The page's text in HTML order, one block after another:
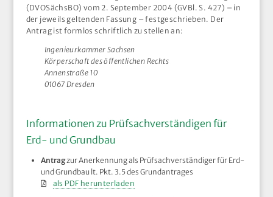
(DVOSächsBO) vom 2. September 2004 (GVBl. S. 427) – in
der jeweils geltenden Fassung – festgeschrieben. Der
Antrag ist formlos schriftlich zu stellen an:
Ingenieurkammer Sachsen
Körperschaft des öffentlichen Rechts
Annenstraße 10
01067 Dresden
Informationen zu Prüfsachverständigen für
Erd- und Grundbau
Antragzur Anerkennung als Prüfsachverständiger für Erd-
und Grundbau lt. Pkt. 3.5 des Grundantrages
als PDF herunterladen